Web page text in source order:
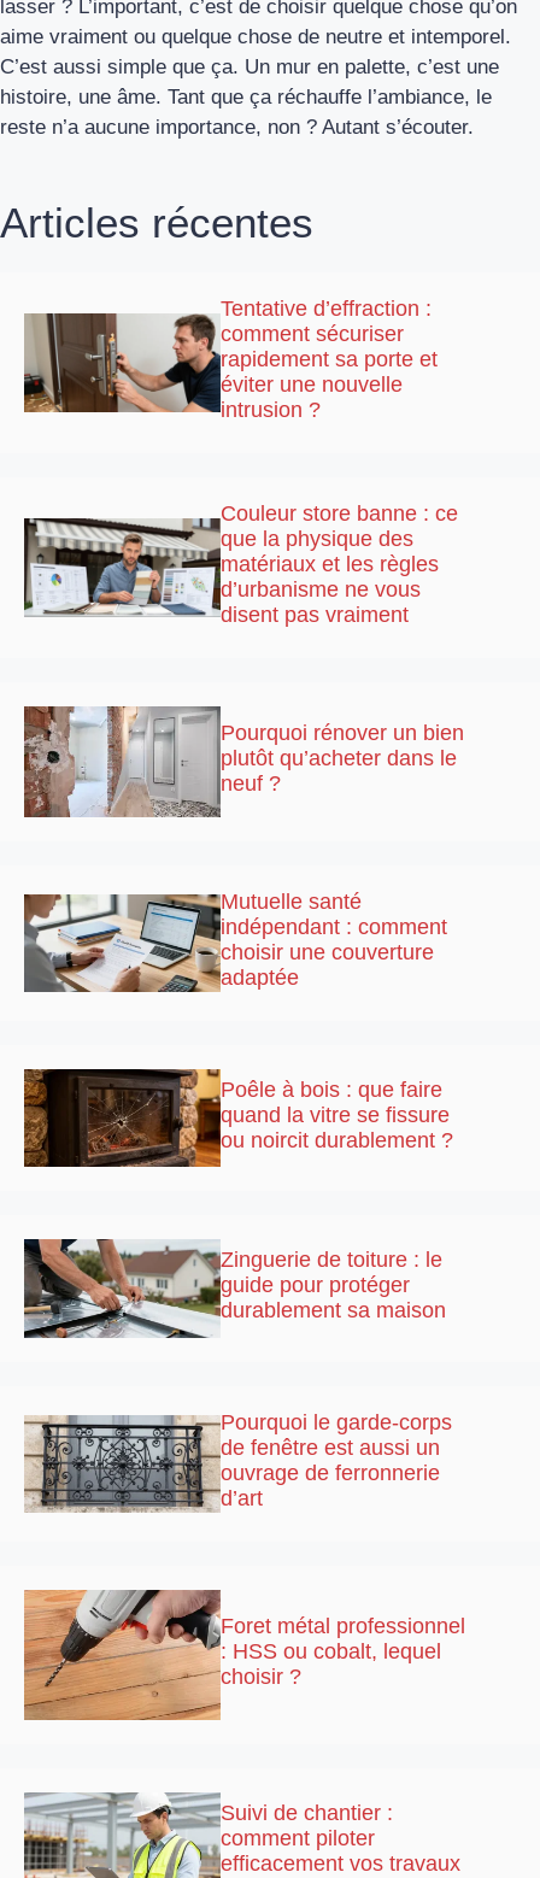
lasser ? L’important, c’est de choisir quelque chose qu’on
aime vraiment ou quelque chose de neutre et intemporel.
C’est aussi simple que ça. Un mur en palette, c’est une
histoire, une âme. Tant que ça réchauffe l’ambiance, le
reste n’a aucune importance, non ? Autant s’écouter.
Articles récentes
Tentative d’effraction :
comment sécuriser
rapidement sa porte et
éviter une nouvelle
intrusion ?
Couleur store banne : ce
que la physique des
matériaux et les règles
d’urbanisme ne vous
disent pas vraiment
Pourquoi rénover un bien
plutôt qu’acheter dans le
neuf ?
Mutuelle santé
indépendant : comment
choisir une couverture
adaptée
Poêle à bois : que faire
quand la vitre se fissure
ou noircit durablement ?
Zinguerie de toiture : le
guide pour protéger
durablement sa maison
Pourquoi le garde-corps
de fenêtre est aussi un
ouvrage de ferronnerie
d’art
Foret métal professionnel
: HSS ou cobalt, lequel
choisir ?
Suivi de chantier :
comment piloter
efficacement vos travaux